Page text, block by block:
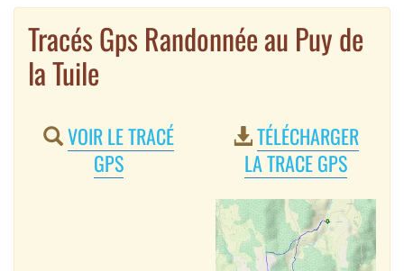
Tracés Gps Randonnée au Puy de
la Tuile
VOIR LE TRACÉ
GPS
TÉLÉCHARGER
LA TRACE GPS